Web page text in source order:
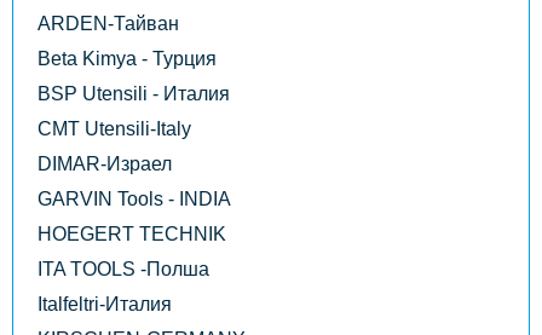
ARDEN-Тайван
Beta Kimya - Турция
BSP Utensili - Италия
CMT Utensili-Italy
DIMAR-Израел
GARVIN Tools - INDIA
HOEGERT TECHNIK
ITA TOOLS -Полша
Italfeltri-Италия